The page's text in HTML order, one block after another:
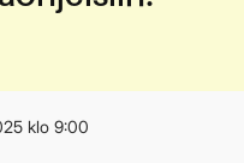
klo 9:00